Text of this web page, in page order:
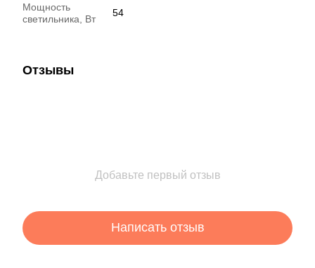
Мощность
светильника, Вт
54
Отзывы
Добавьте первый отзыв
Написать отзыв